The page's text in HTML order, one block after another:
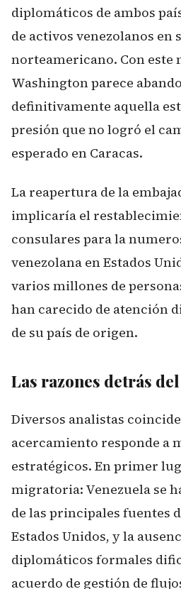
diplomáticos de ambos
de activos venezolanos en
norteamericano. Con este
Washington parece
definitivamente aquella
presión que no logró el
esperado en Caracas.
La reapertura de la
implicaría el
consulares para la
venezolana en Estados
varios millones de
han carecido de atención
de su país de origen.
Las razones detrás
Diversos analistas
acercamiento responde a
estratégicos. En primer
migratoria: Venezuela se
de las principales fuentes
Estados Unidos, y la
diplomáticos formales
acuerdo de gestión de